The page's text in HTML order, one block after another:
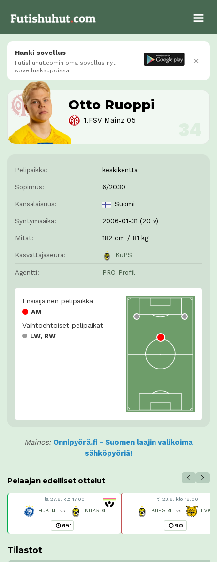
Hanki sovellus
Futishuhut.comin oma sovellus nyt
sovelluskaupoissa!
×
Otto Ruoppi
1.FSV Mainz 05
Pelipaikka: keskikenttä
Sopimus: 6/2030
Kansalaisuus: Suomi
Syntymäaika: 2006-01-31 (20 v)
Mitat: 182 cm / 81 kg
Kasvattajaseura: KuPS
Agentti: PRO Profil
Ensisijainen pelipaikka
AM
Vaihtoehtoiset pelipaikat
LW, RW
Mainos: Onnipyörä.fi - Suomen laajin valikoima
sähköpyöriä!
Pelaajan edelliset ottelut
la 27.6. klo 17.00
HJK 0 vs KuPS 4
65'
ti 23.6. klo 18.00
KuPS 4 vs Ilves
90'
Tilastot